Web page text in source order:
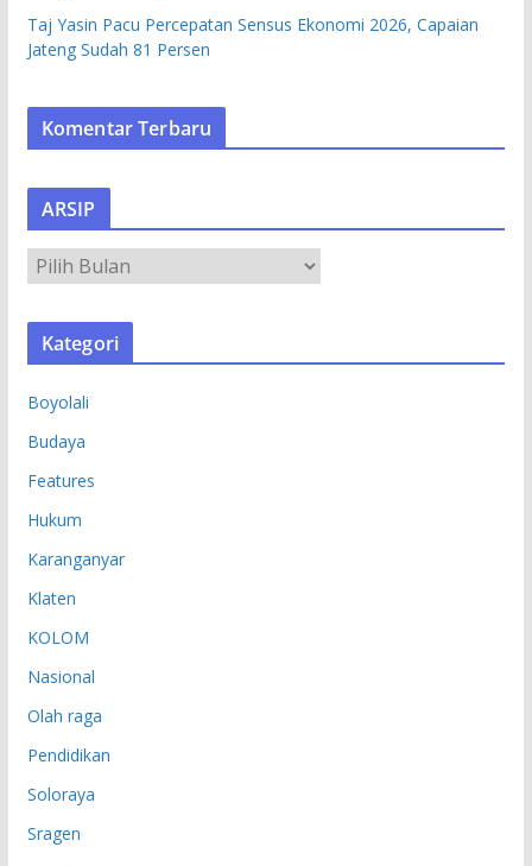
Taj Yasin Pacu Percepatan Sensus Ekonomi 2026, Capaian
Jateng Sudah 81 Persen
Komentar Terbaru
ARSIP
R
S
Kategori
Boyolali
Budaya
Features
Hukum
Karanganyar
Klaten
KOLOM
Nasional
Olah raga
Pendidikan
Soloraya
Sragen